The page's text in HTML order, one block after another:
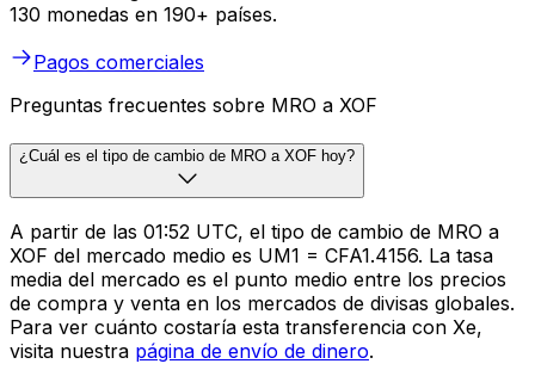
130 monedas en 190+ países.
Pagos comerciales
Preguntas frecuentes sobre MRO a XOF
¿Cuál es el tipo de cambio de MRO a XOF hoy?
A partir de las 01:52 UTC, el tipo de cambio de MRO a
XOF del mercado medio es UM1 = CFA1.4156. La tasa
media del mercado es el punto medio entre los precios
de compra y venta en los mercados de divisas globales.
Para ver cuánto costaría esta transferencia con Xe,
visita nuestra página de envío de dinero.